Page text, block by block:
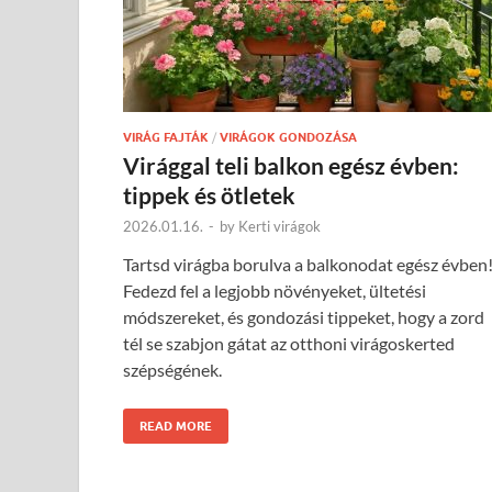
VIRÁG FAJTÁK / VIRÁGOK GONDOZÁSA
Virággal teli balkon egész évben:
tippek és ötletek
2026.01.16. - by Kerti virágok
Tartsd virágba borulva a balkonodat egész évben!
Fedezd fel a legjobb növényeket, ültetési
módszereket, és gondozási tippeket, hogy a zord
tél se szabjon gátat az otthoni virágoskerted
szépségének.
READ MORE